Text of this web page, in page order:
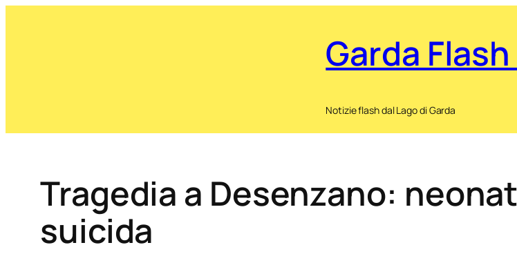
Garda
Notizie flash dal Lago di Garda
Tragedia a Desenzano:
suicida